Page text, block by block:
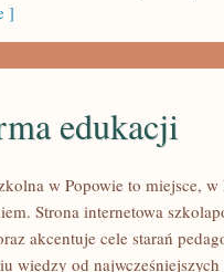
]
edukacji
w Popowie to miejsce, w
Strona internetowa
akcentuje cele starań
wiedzy od najwcześniejszych